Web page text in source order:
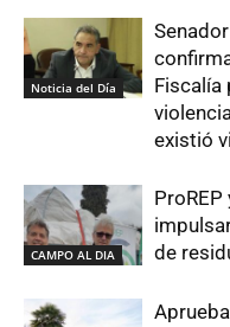
Noticia del Día
Fiscalía
existió
CAMPO AL DIA
de